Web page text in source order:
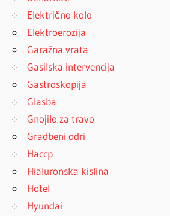
Električno kolo
Elektroerozija
Garažna vrata
Gasilska intervencija
Gastroskopija
Glasba
Gnojilo za travo
Gradbeni odri
Haccp
Hialuronska kislina
Hotel
Hyundai